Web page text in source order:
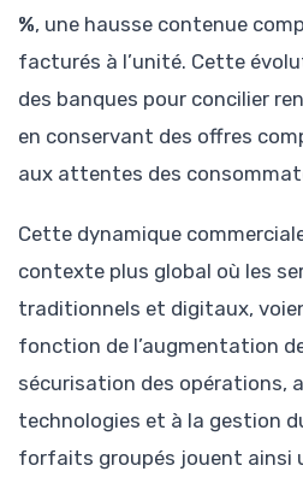
%, une hausse contenue
facturés à l’unité. Cette
des banques pour concilier
en conservant des offres
aux attentes des
Cette dynamique
contexte plus global où les
traditionnels et digitaux,
fonction de l’augmentation
sécurisation des opérations,
technologies et à la gestion
forfaits groupés jouent ainsi